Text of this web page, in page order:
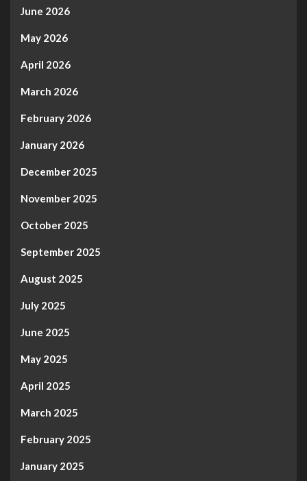
June 2026
May 2026
April 2026
March 2026
February 2026
January 2026
December 2025
November 2025
October 2025
September 2025
August 2025
July 2025
June 2025
May 2025
April 2025
March 2025
February 2025
January 2025